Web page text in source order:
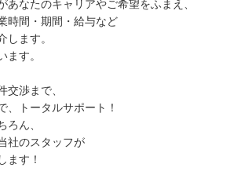
あなたのキャリアやご希望をふまえ、
時間・期間・給与など
します。
ます。
交渉まで、
、トータルサポート！
ろん、
社のスタッフが
ます！